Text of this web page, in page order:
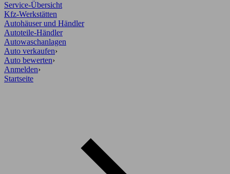
Service-Übersicht
Kfz-Werkstätten
Autohäuser und Händler
Autoteile-Händler
Autowaschanlagen
Auto verkaufen›
Auto bewerten›
Anmelden›
Startseite